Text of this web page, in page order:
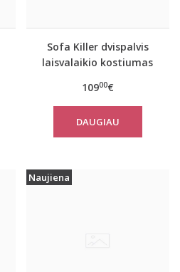
Sofa Killer dvispalvis
laisvalaikio kostiumas
kelnėmis
10900€
DAUGIAU
Naujiena